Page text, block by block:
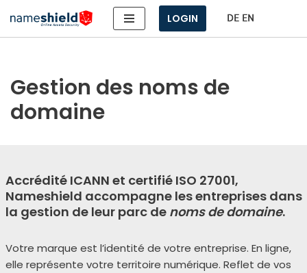
Aller
LOGIN
Gestion des noms de
domaine
Accrédité ICANN et certifié ISO 27001,
Nameshield accompagne les entreprises dans
la gestion de leur parc de noms de domaine.
Votre marque est l’i­den­ti­té de votre entre­prise. En ligne,
elle repré­sente votre ter­ri­toire numé­rique. Reflet de vos